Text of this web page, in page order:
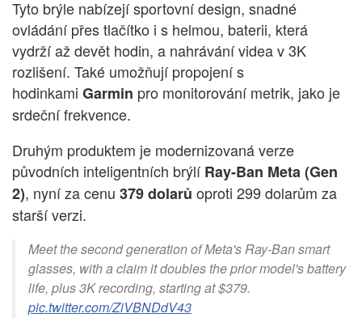
Tyto brýle nabízejí sportovní design, snadné
ovládání přes tlačítko i s helmou, baterii, která
vydrží až devět hodin, a nahrávání videa v 3K
rozlišení. Také umožňují propojení s
hodinkami Garmin pro monitorování metrik, jako je
srdeční frekvence.
Druhým produktem je modernizovaná verze
původních inteligentních brýlíRay-Ban Meta (Gen
2), nyní za cenu 379 dolarů oproti 299 dolarům za
starší verzi.
Meet the second generation of Meta's Ray-Ban smart
glasses, with a claim it doubles the prior model's battery
life, plus 3K recording, starting at $379.
pic.twitter.com/ZiVBNDdV43